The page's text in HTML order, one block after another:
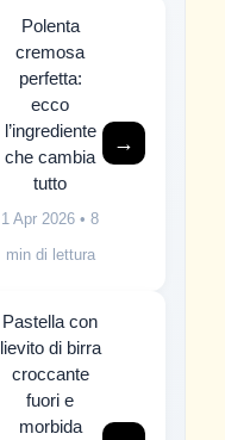
Polenta
cremosa
perfetta:
ecco
l’ingrediente
che cambia
tutto
1 Apr 2026 • 8
min di lettura
→
Pastella con
lievito di birra
croccante
fuori e
morbida